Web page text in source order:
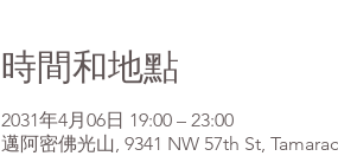
時間和地點
2031年4月06日 19:00 – 23:00
邁阿密佛光山, 9341 NW 57th St,